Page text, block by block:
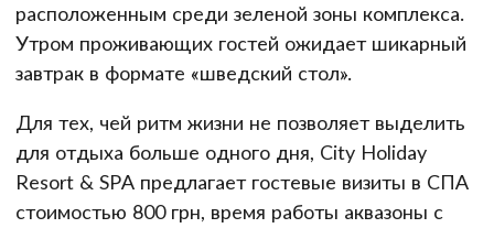
расположенным среди зеленой зоны комплекса.
Утром проживающих гостей ожидает шикарный
завтрак в формате «шведский стол».
Для тех, чей ритм жизни не позволяет выделить
для отдыха больше одного дня, City Holiday
Resort & SPA предлагает гостевые визиты в СПА
стоимостью 800 грн, время работы аквазоны с